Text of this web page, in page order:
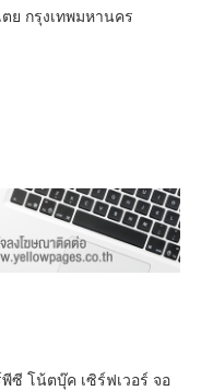
ย กรุงเทพมหานคร
ซี โน้ตบุ๊ค เซิร์ฟเวอร์ จอ